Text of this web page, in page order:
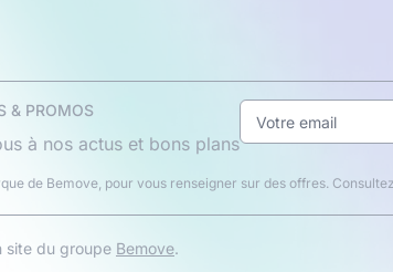
& PROMOS
à nos actus et bons plans
de Bemove, pour vous renseigner sur des offres.
site du groupe Bemove.